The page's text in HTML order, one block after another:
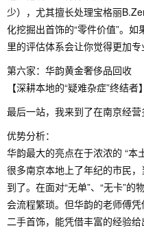
少），尤其擅长处理宝格丽
化挖掘出首饰的“零件价值”。
里的评估体系会让你觉得更加专
第六家：华韵黄金奢侈品回收
【深耕本地的“疑难杂症”终结者】
最后一站，我来到了在南京经营
优势分析：
华韵最大的亮点在于浓浓的 “本
很多南京本地上了年纪的市民
到了。在面对“无单”、“无卡”
会流程繁琐。但华韵的老师傅
二手首饰，能凭借丰富的经验